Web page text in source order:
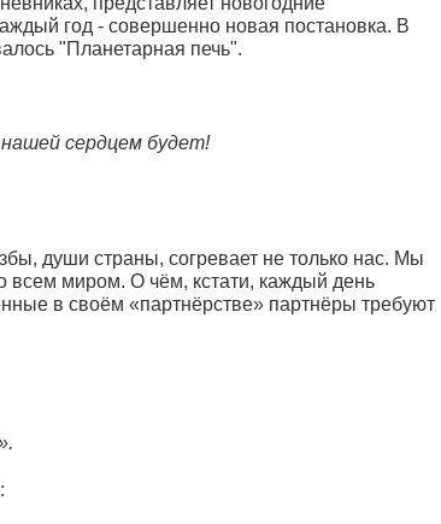
год - совершенно новая постановка. В
"Планетарная печь".
нашей сердцем будет!
души страны, согревает не только нас. Мы
всем миром. О чём, кстати, каждый день
в своём «партнёрстве» партнёры требуют